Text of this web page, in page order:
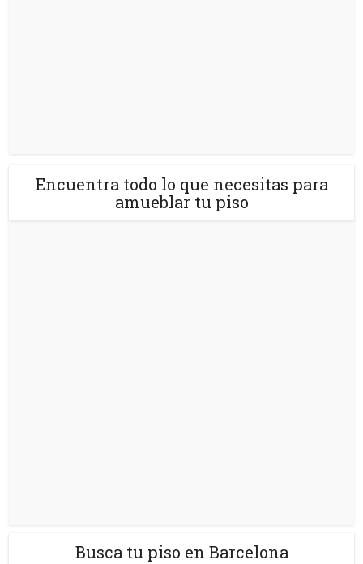
Encuentra todo lo que necesitas para
amueblar tu piso
Busca tu piso en Barcelona